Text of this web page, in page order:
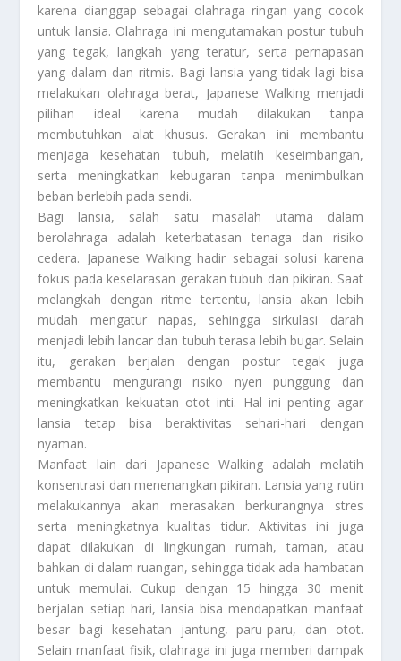
karena dianggap sebagai olahraga ringan yang cocok
untuk lansia. Olahraga ini mengutamakan postur tubuh
yang tegak, langkah yang teratur, serta pernapasan
yang dalam dan ritmis. Bagi lansia yang tidak lagi bisa
melakukan olahraga berat, Japanese Walking menjadi
pilihan ideal karena mudah dilakukan tanpa
membutuhkan alat khusus. Gerakan ini membantu
menjaga kesehatan tubuh, melatih keseimbangan,
serta meningkatkan kebugaran tanpa menimbulkan
beban berlebih pada sendi.
Bagi lansia, salah satu masalah utama dalam
berolahraga adalah keterbatasan tenaga dan risiko
cedera. Japanese Walking hadir sebagai solusi karena
fokus pada keselarasan gerakan tubuh dan pikiran. Saat
melangkah dengan ritme tertentu, lansia akan lebih
mudah mengatur napas, sehingga sirkulasi darah
menjadi lebih lancar dan tubuh terasa lebih bugar. Selain
itu, gerakan berjalan dengan postur tegak juga
membantu mengurangi risiko nyeri punggung dan
meningkatkan kekuatan otot inti. Hal ini penting agar
lansia tetap bisa beraktivitas sehari-hari dengan
nyaman.
Manfaat lain dari Japanese Walking adalah melatih
konsentrasi dan menenangkan pikiran. Lansia yang rutin
melakukannya akan merasakan berkurangnya stres
serta meningkatnya kualitas tidur. Aktivitas ini juga
dapat dilakukan di lingkungan rumah, taman, atau
bahkan di dalam ruangan, sehingga tidak ada hambatan
untuk memulai. Cukup dengan 15 hingga 30 menit
berjalan setiap hari, lansia bisa mendapatkan manfaat
besar bagi kesehatan jantung, paru-paru, dan otot.
Selain manfaat fisik, olahraga ini juga memberi dampak